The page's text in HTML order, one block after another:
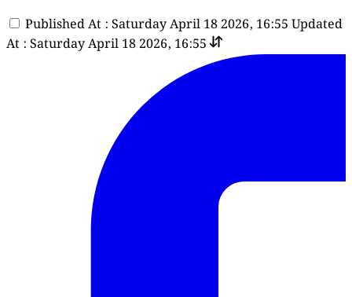
Published At : Saturday April 18 2026, 16:55 Updated
At : Saturday April 18 2026, 16:55